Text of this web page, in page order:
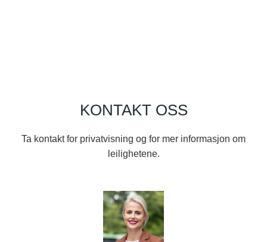
KONTAKT OSS
Ta kontakt for privatvisning og for mer informasjon om
leilighetene.